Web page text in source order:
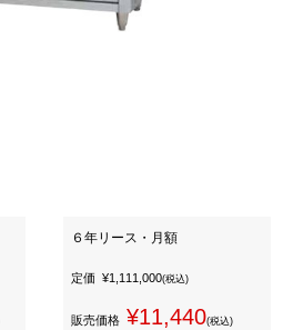
６年リース・月額
定価 ¥1,111,000(税込)
販売価格 ¥11,440(税込)